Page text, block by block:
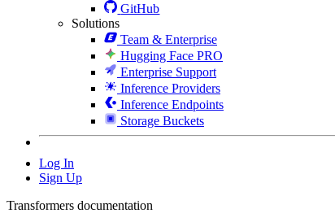
GitHub
Solutions
Team & Enterprise
Hugging Face PRO
Enterprise Support
Inference Providers
Inference Endpoints
Storage Buckets
Log In
Sign Up
Transformers documentation